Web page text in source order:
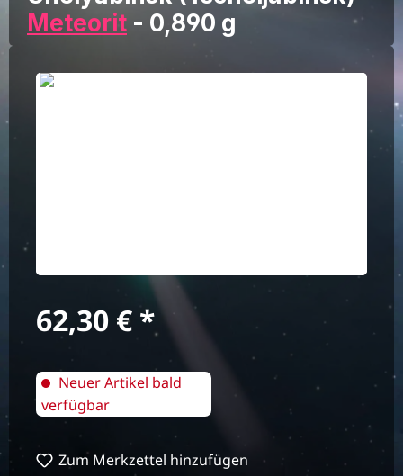
Meteorit - 0,890 g
Bildergalerie überspringen
Regulärer Preis:
62,30 €
Neuer Artikel bald
verfügbar
Zum Merkzettel hinzufügen